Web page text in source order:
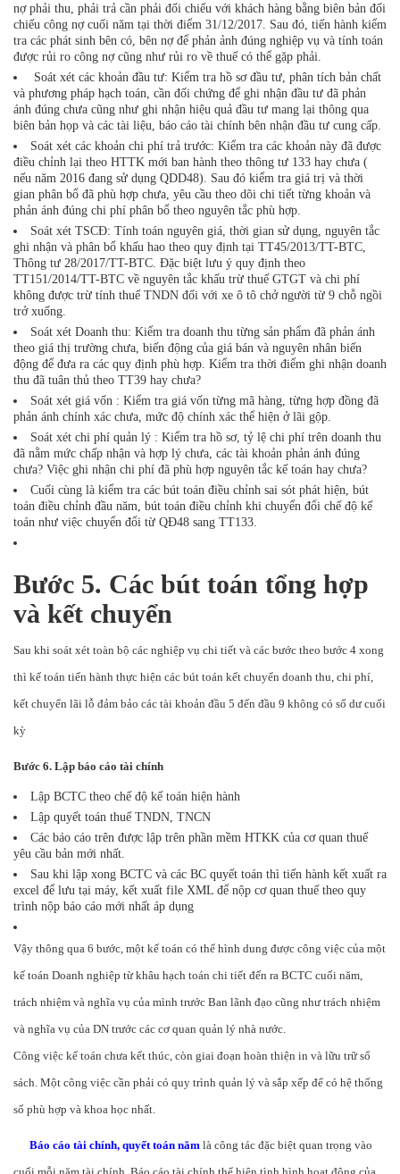
nợ phải thu, phải trả cần phải đối chiếu với khách hàng bằng biên bản đối
chiếu công nợ cuối năm tại thời điểm 31/12/2017. Sau đó, tiến hành kiểm
tra các phát sinh bên có, bên nợ để phản ảnh đúng nghiệp vụ và tính toán
được rủi ro công nợ cũng như rủi ro về thuế có thể gặp phải.
Soát xét các khoản đầu tư: Kiểm tra hồ sơ đầu tư, phân tích bản chất
và phương pháp hạch toán, cần đối chứng để ghi nhận đầu tư đã phản
ánh đúng chưa cũng như ghi nhận hiệu quả đầu tư mang lại thông qua
biên bản họp và các tài liệu, báo cáo tài chính bên nhận đầu tư cung cấp.
Soát xét các khoản chi phí trả trước: Kiểm tra các khoản này đã được
điều chỉnh lại theo HTTK mới ban hành theo thông tư 133 hay chưa (
nếu năm 2016 đang sử dụng QDD48). Sau đó kiểm tra giá trị và thời
gian phân bổ đã phù hợp chưa, yêu cầu theo dõi chi tiết từng khoản và
phản ánh đúng chi phí phân bổ theo nguyên tắc phù hợp.
Soát xét TSCĐ: Tính toán nguyên giá, thời gian sử dụng, nguyên tắc
ghi nhận và phân bổ khấu hao theo quy định tại TT45/2013/TT-BTC,
Thông tư 28/2017/TT-BTC. Đặc biệt lưu ý quy định theo
TT151/2014/TT-BTC về nguyên tắc khấu trừ thuế GTGT và chi phí
không được trừ tính thuế TNDN đối với xe ô tô chở người từ 9 chỗ ngồi
trở xuống.
Soát xét Doanh thu: Kiểm tra doanh thu từng sản phẩm đã phản ánh
theo giá thị trường chưa, biến động của giá bán và nguyên nhân biến
động để đưa ra các quy định phù hợp. Kiểm tra thời điểm ghi nhận doanh
thu đã tuân thủ theo TT39 hay chưa?
Soát xét giá vốn : Kiểm tra giá vốn từng mã hàng, từng hợp đồng đã
phản ánh chính xác chưa, mức độ chính xác thể hiện ở lãi gộp.
Soát xét chi phí quản lý : Kiểm tra hồ sơ, tỷ lệ chi phí trên doanh thu
đã nằm mức chấp nhận và hợp lý chưa, các tài khoản phản ánh đúng
chưa? Việc ghi nhận chi phí đã phù hợp nguyên tắc kế toán hay chưa?
Cuối cùng là kiểm tra các bút toán điều chỉnh sai sót phát hiện, bút
toán điều chỉnh đầu năm, bút toán điều chỉnh khi chuyển đổi chế độ kế
toán như việc chuyển đổi từ QĐ48 sang TT133.
Bước 5. Các bút toán tổng hợp
và kết chuyển
Sau khi soát xét toàn bộ các nghiệp vụ chi tiết và các bước theo bước 4 xong
thì kế toán tiến hành thực hiện các bút toán kết chuyển doanh thu, chi phí,
kết chuyển lãi lỗ đảm bảo các tài khoản đầu 5 đến đầu 9 không có số dư cuối
kỳ
Bước 6. Lập báo cáo tài chính
Lập BCTC theo chế độ kế toán hiện hành
Lập quyết toán thuế TNDN, TNCN
Các báo cáo trên được lập trên phần mềm HTKK của cơ quan thuế
yêu cầu bản mới nhất.
Sau khi lập xong BCTC và các BC quyết toán thì tiến hành kết xuất ra
excel để lưu tại máy, kết xuất file XML để nộp cơ quan thuế theo quy
trình nộp báo cáo mới nhất áp dụng
Vậy thông qua 6 bước, một kế toán có thể hình dung được công việc của một
kế toán Doanh nghiệp từ khâu hạch toán chi tiết đến ra BCTC cuối năm,
trách nhiệm và nghĩa vụ của mình trước Ban lãnh đạo cũng như trách nhiệm
và nghĩa vụ của DN trước các cơ quan quản lý nhà nước.
Công việc kế toán chưa kết thúc, còn giai đoạn hoàn thiện in và lữu trữ sổ
sách. Một công việc cần phải có quy trình quản lý và sắp xếp để có hệ thống
sổ phù hợp và khoa học nhất.
Báo cáo tài chính, quyết toán năm là công tác đặc biệt quan trọng vào
cuối mỗi năm tài chính. Báo cáo tài chính thể hiện tình hình hoạt động của